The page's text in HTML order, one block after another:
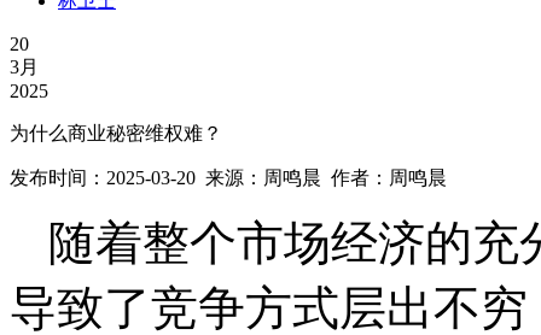
20
3月
2025
为什么商业秘密维权难？
发布时间：2025-03-20 来源：周鸣晨 作者：周鸣晨
随着整个市场经济的
导致了竞争方式层出不